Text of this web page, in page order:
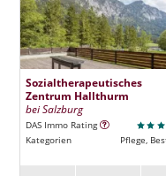
Sozialtherapeutisches
Zentrum Hallthurm
bei Salzburg
DAS Immo Rating
Kategorien
Pflege,